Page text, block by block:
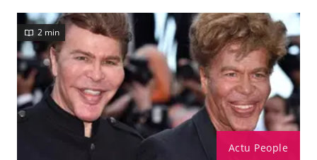
Actu People
2 min